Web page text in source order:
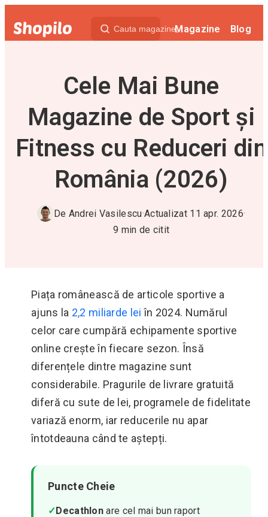
Magazine Blog
Cele Mai Bune
Magazine de Sport și
Fitness cu Reduceri din
România (2026)
De Andrei Vasilescu·Actualizat 11 apr. 2026·
9 min de citit
Piața românească de articole sportive a
ajuns la 2,2 miliarde lei în 2024. Numărul
celor care cumpără echipamente sportive
online crește în fiecare sezon. Însă
diferențele dintre magazine sunt
considerabile. Pragurile de livrare gratuită
diferă cu sute de lei, programele de fidelitate
variază enorm, iar reducerile nu apar
întotdeauna când te aștepți.
Puncte Cheie
✓Decathlon are cel mai bun raport